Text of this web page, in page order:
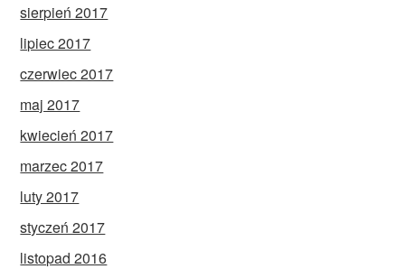
sierpień 2017
lipiec 2017
czerwiec 2017
maj 2017
kwiecień 2017
marzec 2017
luty 2017
styczeń 2017
listopad 2016